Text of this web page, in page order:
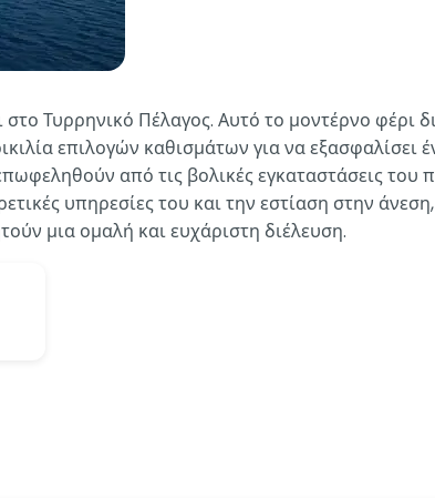
Τυρρηνικό Πέλαγος. Αυτό το μοντέρνο φέρι
επιλογών καθισμάτων για να εξασφαλίσει
από τις βολικές εγκαταστάσεις του
υπηρεσίες του και την εστίαση στην
μια ομαλή και ευχάριστη διέλευση.